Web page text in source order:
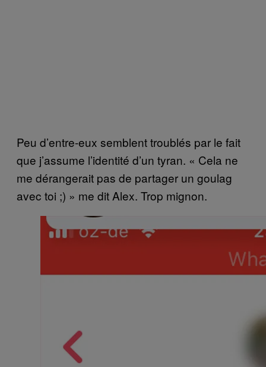
Peu d’entre-eux semblent troublés par le fait
que j’assume l’identité d’un tyran. « Cela ne
me dérangerait pas de partager un goulag
avec toi ;) » me dit Alex. Trop mignon.